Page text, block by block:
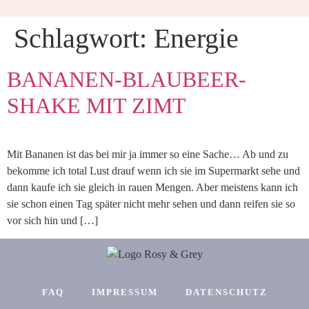
Schlagwort: Energie
BANANEN-BLAUBEER-
SHAKE MIT ZIMT
Mit Bananen ist das bei mir ja immer so eine Sache… Ab und zu
bekomme ich total Lust drauf wenn ich sie im Supermarkt sehe und
dann kaufe ich sie gleich in rauen Mengen. Aber meistens kann ich
sie schon einen Tag später nicht mehr sehen und dann reifen sie so
vor sich hin und […]
FAQ IMPRESSUM DATENSCHUTZ